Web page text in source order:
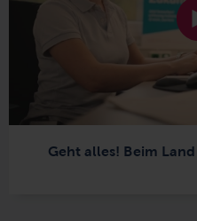
Geht alles! Beim